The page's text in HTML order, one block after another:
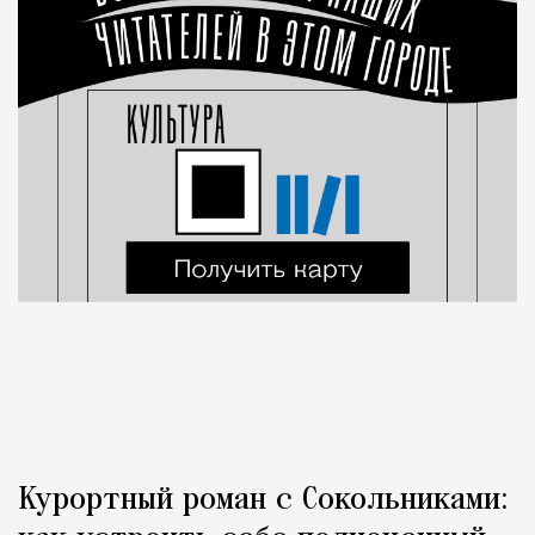
Курортный роман с Сокольниками: